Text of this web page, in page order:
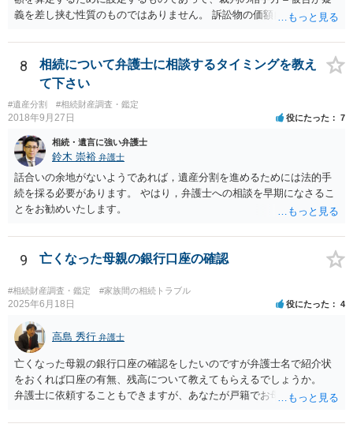
義を差し挟む性質のものではありません。 訴訟物の価額自体が裁判の
したとしても、変更されることはありません。
8
相続について弁護士に相談するタイミングを教え
て下さい
#遺産分割 #相続財産調査・鑑定
2018年9月27日 役にたった 7
相続・遺言に強い弁護士
鈴木 崇裕 弁護士
話合いの余地がないようであれば，遺産分割を進めるためには法的手
続を採る必要があります。 やはり，弁護士への相談を早期になさるこ
とをお勧めいたします。
9 亡くなった母親の銀行口座の確認
#相続財産調査・鑑定 #家族間の相続トラブル
2025年6月18日 役にたった 4
高島 秀行 弁護士
亡くなった母親の銀行口座の確認をしたいのですが弁護士名で紹介状
をおくれば口座の有無、残高について教えてもらえるでしょうか。
弁護士に依頼することもできますが、あなたが戸籍でお母さんの相続
高は教えてくれると思います。 自分ではよくわからないということ